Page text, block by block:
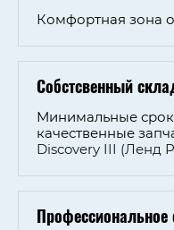
Комфортная зона
Собстсвенный
Минимальные
качественные
Discovery III (Ленд